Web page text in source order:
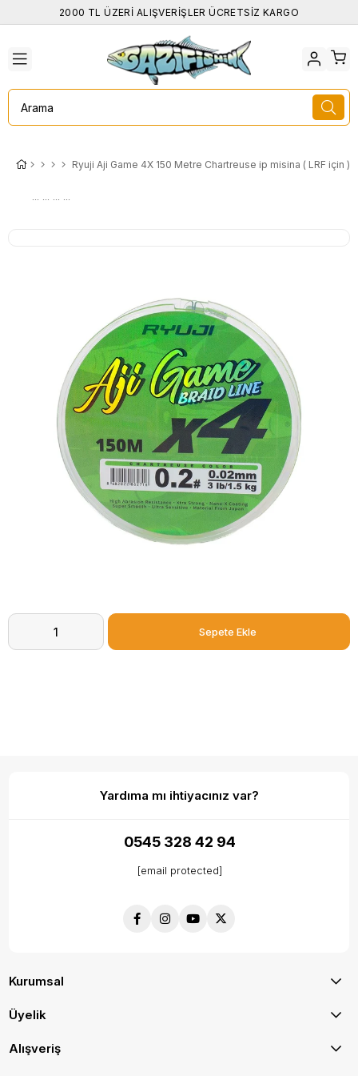
2000 TL ÜZERİ ALIŞVERİŞLER ÜCRETSİZ KARGO
Ryuji Aji Game 4X 150 Metre Chartreuse ip misina ( LRF için )
Yardıma mı ihtiyacınız var?
0545 328 42 94
[email protected]
Kurumsal
Üyelik
Alışveriş